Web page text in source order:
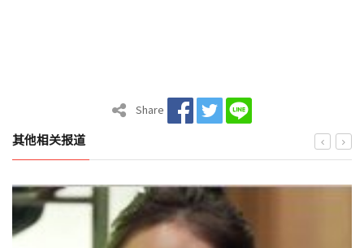
Share
其他相关报道